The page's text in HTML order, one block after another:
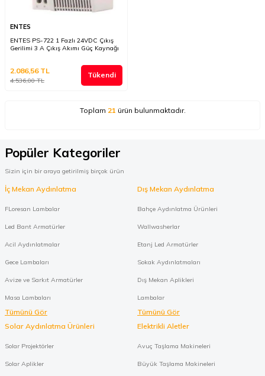
ENTES
ENTES PS-722 1 Fazlı 24VDC Çıkış
Gerilimi 3 A Çıkış Akımı Güç Kaynağı
4.536,00TL
2.086,56TL Tükendi
Toplam 21 ürün bulunmaktadır.
Popüler Kategoriler
Sizin için bir araya getirilmiş birçok ürün
İç Mekan Aydınlatma
FLoresan Lambalar
Led Bant Armatürler
Acil Aydınlatmalar
Gece Lambaları
Avize ve Sarkıt Armatürler
Masa Lambaları
Tümünü Gör
Dış Mekan Aydınlatma
Bahçe Aydınlatma Ürünleri
Wallwasherlar
Etanj Led Armatürler
Sokak Aydınlatmaları
Dış Mekan Aplikleri
Lambalar
Tümünü Gör
Solar Aydınlatma Ürünleri
Solar Projektörler
Solar Aplikler
Elektrikli Aletler
Avuç Taşlama Makineleri
Büyük Taşlama Makineleri